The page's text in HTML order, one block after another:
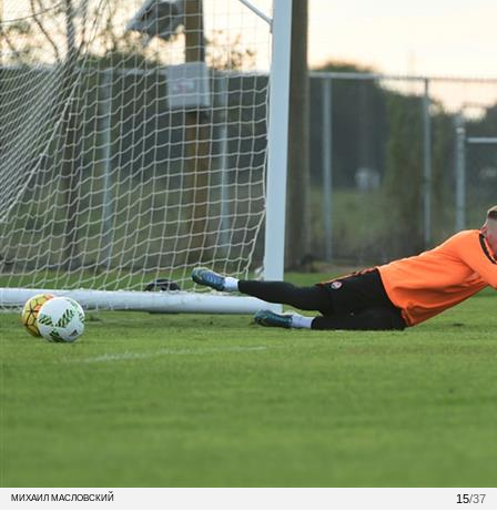
15/37
МИХАИЛ МАСЛОВСКИЙ